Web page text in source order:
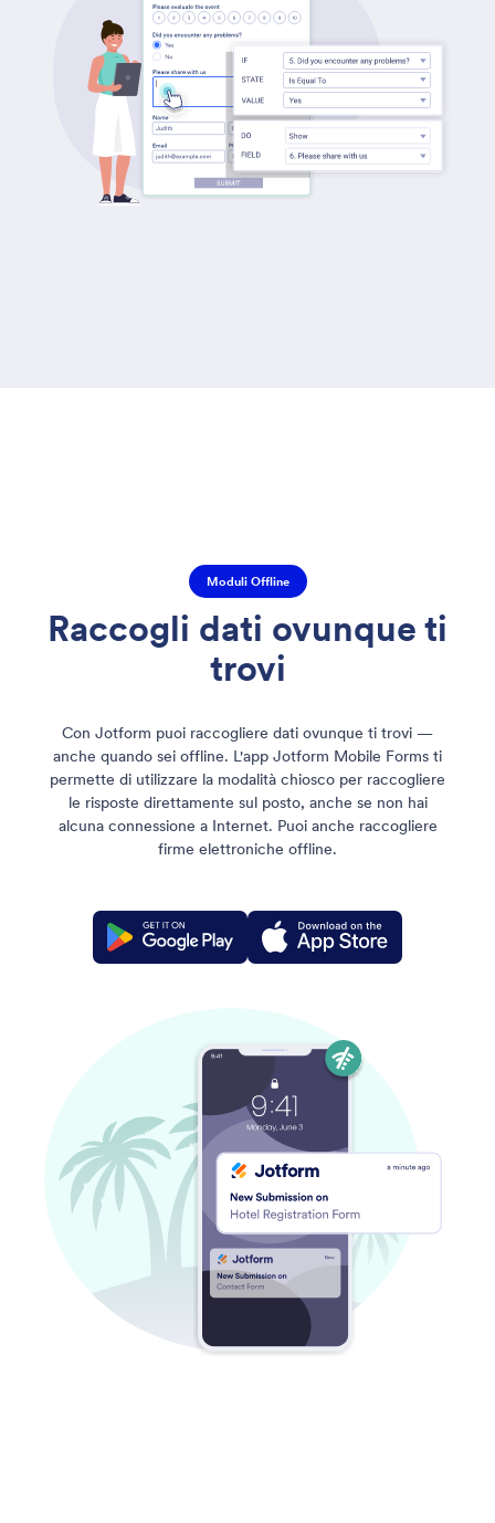
Moduli Offline
Raccogli dati ovunque ti
trovi
Con Jotform puoi raccogliere dati ovunque ti trovi —
anche quando sei offline. L'app Jotform Mobile Forms ti
permette di utilizzare la modalità chiosco per raccogliere
le risposte direttamente sul posto, anche se non hai
alcuna connessione a Internet. Puoi anche raccogliere
firme elettroniche offline.